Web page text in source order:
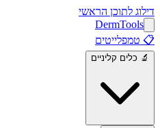
דילוג לתוכן הראשי
DermTools
📋 טמפלייטים
🔬 כלים קליניים